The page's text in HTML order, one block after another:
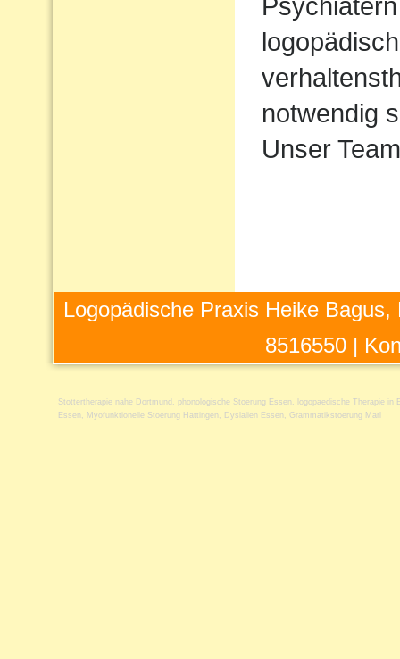
notwendig
Unser
Logopädische Praxis Heike
8516550 |
Stottertherapie nahe Dortmund phonologische Stoerung Essen
logopaedische Therapie in
Essen
Myofunktionelle Stoerung Hattingen Dyslalien Essen Grammatikstoerung Marl